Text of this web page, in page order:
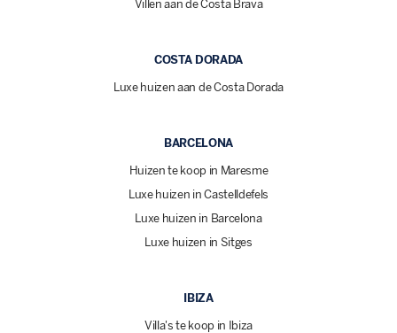
Villen aan de Costa Brava
COSTA DORADA
Luxe huizen aan de Costa Dorada
BARCELONA
Huizen te koop in Maresme
Luxe huizen in Castelldefels
Luxe huizen in Barcelona
Luxe huizen in Sitges
IBIZA
Villa's te koop in Ibiza